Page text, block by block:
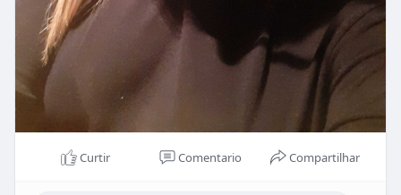
Curtir Comentario Compartilhar